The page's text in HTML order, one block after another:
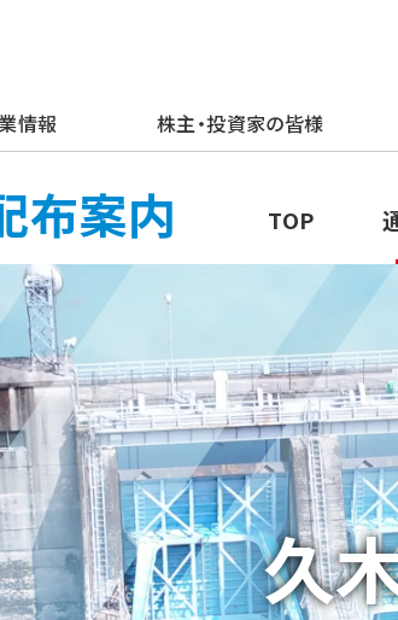
企業理念・行動規範
企業概要
J-POWERの歴史
コンプライアンスの
資材調達
企業広告・広報ライ
電子公告
DXの取り組み
技術開発
情報
火力発電事業
原子力発電事業
通信・その他の事業
海外事業
エネルギーソリュー
株主・投資家の皆様
IRライブラリー
財務・業績情報
個人投資家の皆様へ
イベント情報
社債・格付情報
J-POWERグループ
マテリアリティの特定
環境（E）
社会（S）
ガバナンス（G）
グリーン／トランジシ
ンス
ESGデータ集
経験者採用
アルムナイ採用
グループ会社採用
お知らせ
J-POWERを知る
エネルギーを学ぶ
イベントを楽しむ
布案内 TOP
久